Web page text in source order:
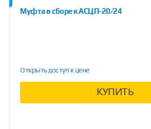
Муфта в сборе к АСЦЛ-20/24
Открыть доступ к цене
КУПИТЬ